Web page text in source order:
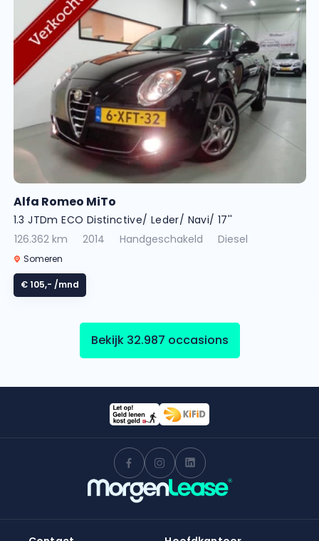
Alfa Romeo MiTo
1.3 JTDm ECO Distinctive/ Leder/ Navi/ 17''
126.362 km
2014 Handgeschakeld Diesel
Someren
€ 105,- /mnd
Bekijk 32.987 occasions